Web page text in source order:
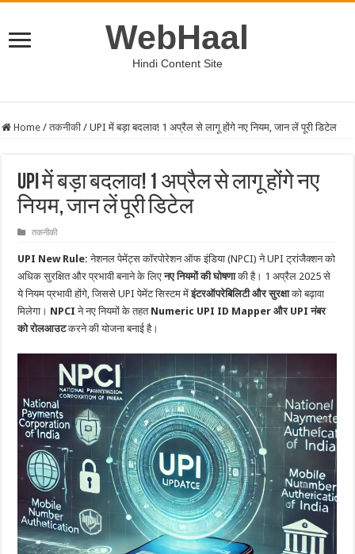
WebHaal
Hindi Content Site
Home / तकनीकी / UPI में बड़ा बदलाव! 1 अप्रैल से लागू होंगे नए नियम, जान लें पूरी डिटेल
UPI में बड़ा बदलाव! 1 अप्रैल से लागू होंगे नए
नियम, जान लें पूरी डिटेल
तकनीकी
UPI New Rule: नेशनल पेमेंट्स कॉरपोरेशन ऑफ इंडिया (NPCI) ने UPI ट्रांजैक्शन को
अधिक सुरक्षित और प्रभावी बनाने के लिएनए नियमों की घोषणाकी है। 1 अप्रैल 2025 से
ये नियम प्रभावी होंगे, जिससे UPI पेमेंट सिस्टम मेंइंटरऑपरेबिलिटी और सुरक्षाको बढ़ावा
मिलेगा। NPCI ने नए नियमों के तहत Numeric UPI ID Mapper और UPI नंबर
को रोलआउटकरने की योजना बनाई है।